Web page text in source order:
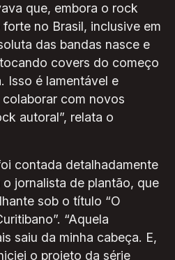
que, embora o rock
no Brasil, inclusive em
das bandas nasce e
covers do começo
Isso é lamentável e
com novos
autoral”, relata o
contada detalhadamente
jornalista de plantão, que
sob o título “O
“Aquela
saiu da minha cabeça. E,
o projeto da série